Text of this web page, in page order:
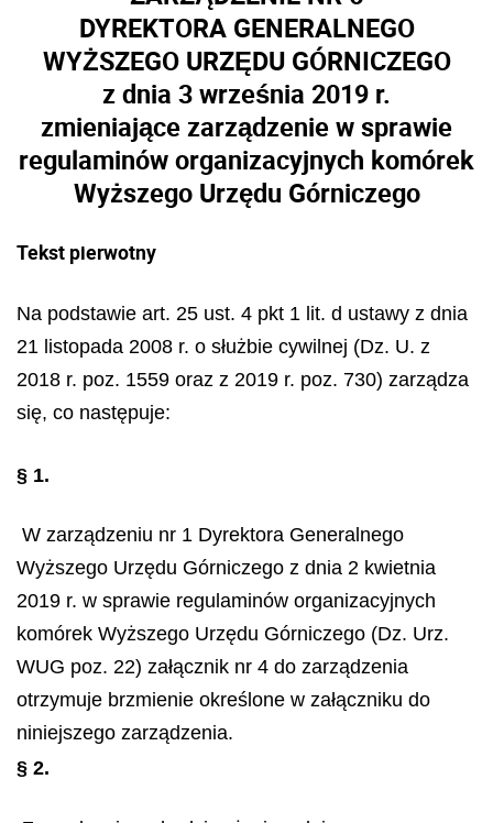
DYREKTORA GENERALNEGO
WYŻSZEGO URZĘDU GÓRNICZEGO
z dnia 3 września 2019 r.
zmieniające zarządzenie w sprawie
regulaminów organizacyjnych komórek
Wyższego Urzędu Górniczego
Tekst pierwotny
Na podstawie art. 25 ust. 4 pkt 1 lit. d ustawy z dnia
21 listopada 2008 r. o służbie cywilnej (Dz. U. z
2018 r. poz. 1559 oraz z 2019 r. poz. 730) zarządza
się, co następuje:
§ 1.
W zarządzeniu nr 1 Dyrektora Generalnego
Wyższego Urzędu Górniczego z dnia 2 kwietnia
2019 r. w sprawie regulaminów organizacyjnych
komórek Wyższego Urzędu Górniczego (Dz. Urz.
WUG poz. 22) załącznik nr 4 do zarządzenia
otrzymuje brzmienie określone w załączniku do
niniejszego zarządzenia.
§ 2.